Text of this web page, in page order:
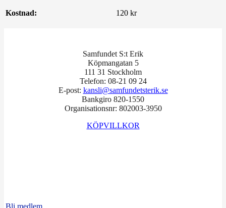
Kostnad: 120 kr
Samfundet S:t Erik
Köpmangatan 5
111 31 Stockholm
Telefon: 08-21 09 24
E-post: kansli@samfundetsterik.se
Bankgiro 820-1550
Organisationsnr: 802003-3950
KÖPVILLKOR
Bli medlem